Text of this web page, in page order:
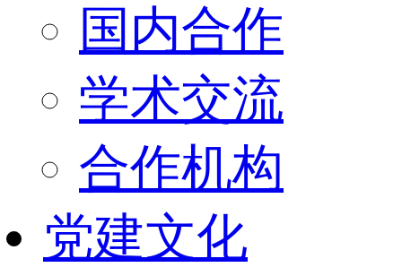
国内合作
学术交流
合作机构
党建文化